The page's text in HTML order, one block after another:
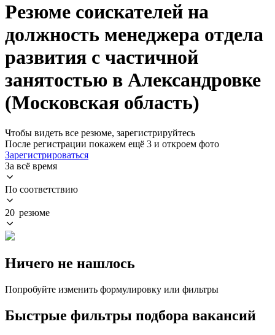
Резюме соискателей на
должность менеджера отдела
развития с частичной
занятостью в Александровке
(Московская область)
Чтобы видеть все резюме, зарегистрируйтесь
После регистрации покажем ещё 3 и откроем фото
Зарегистрироваться
За всё время
По соответствию
20 резюме
Ничего не нашлось
Попробуйте изменить формулировку или фильтры
Быстрые фильтры подбора вакансий